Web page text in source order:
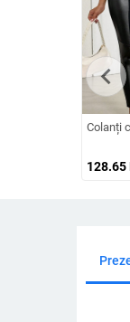
Colanți
128.65
chevron_left